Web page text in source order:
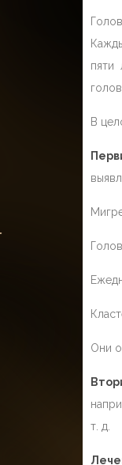
пяти
В
Они
т. д.